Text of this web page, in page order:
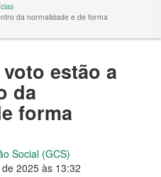
da normalidade e de forma
estão a
da
forma
Social (GCS)
2025 às 13:32